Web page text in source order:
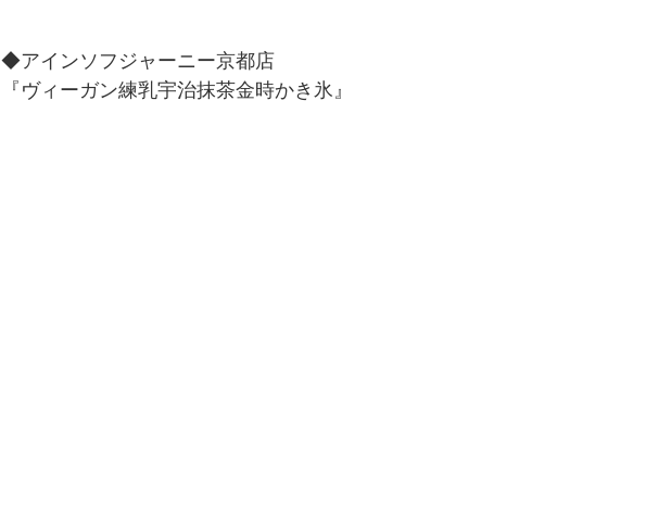
◆アインソフジャーニー京都店
『ヴィーガン練乳宇治抹茶金時かき氷』